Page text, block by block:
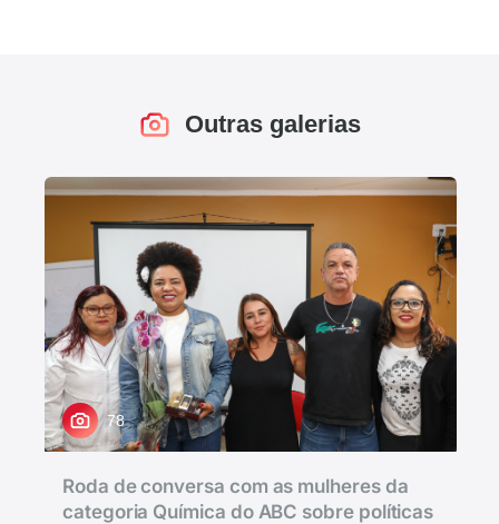
Outras galerias
78
Roda de conversa com as mulheres da
categoria Química do ABC sobre políticas